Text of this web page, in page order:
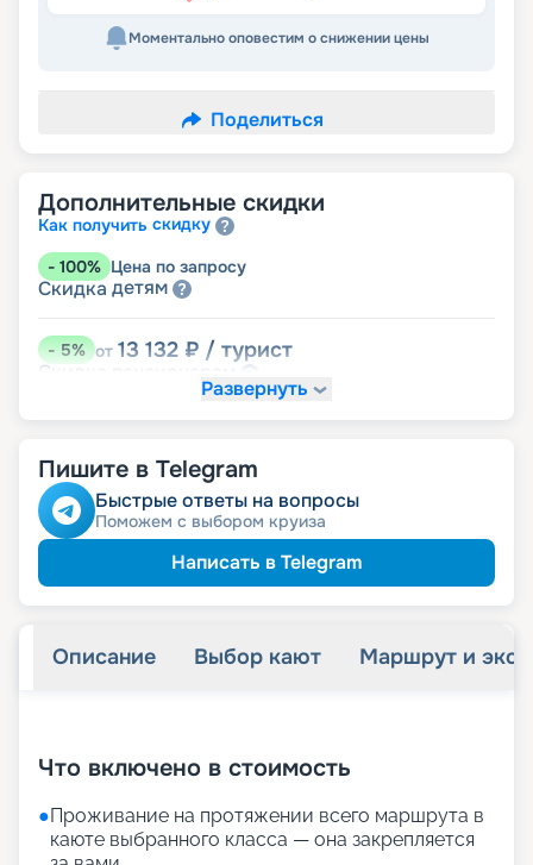
Моментально оповестим о снижении цены
Поделиться
Дополнительные скидки
Как получить скидку
- 100% Цена по запросу
Скидка детям
-5% от 13 132 ₽ / турист
Скидка
Развернуть
Пишите в Telegram
Быстрые ответы на вопросы
Поможем с выбором круиза
Написать в Telegram
Описание Выбор кают Маршрут и
Что включено в стоимость
●Проживание на протяжении всего маршрута в
каюте выбранного класса — она закрепляется